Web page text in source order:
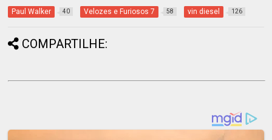
Paul Walker 40 Velozes e Furiosos 7 58 vin diesel 126
COMPARTILHE: